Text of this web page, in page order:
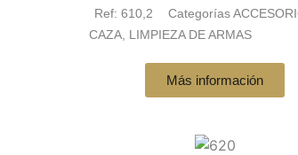
Ref:610,2 Categorías
CAZA, LIMPIEZA DE ARMAS
Más información